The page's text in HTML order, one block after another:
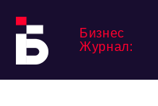
Бизнес
Журнал: